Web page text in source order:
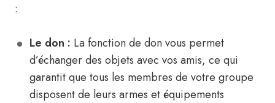
:
Le don : La fonction de don vous permet
d’échanger des objets avec vos amis, ce qui
garantit que tous les membres de votre groupe
disposent de leurs armes et équipements